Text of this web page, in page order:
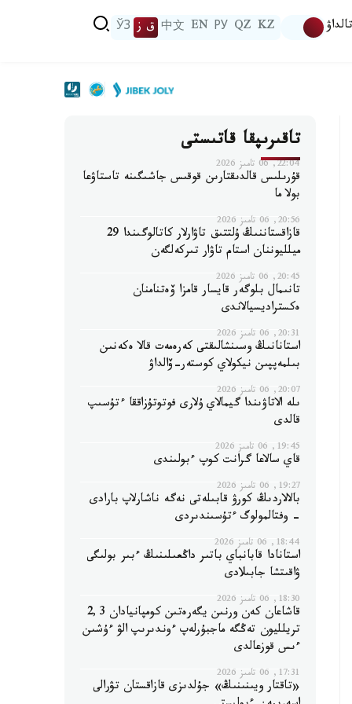
تالداۋ KZ
QZ
РУ
EN
中文 ق ز ЎЗ
تاقىرىپقا قاتىستى
22:04, 06 تامىز 2026
قۇرىلىس قالدىقتارىن قوقىس جاشىگىنە تاستاۋعا
بولا ما
20:56, 06 تامىز 2026
قازاقستاننىڭ ۇلتتىق تاۋارلار كاتالوگىندا 29
ميلليوننان استام تاۋار تىركەلگەن
20:45, 06 تامىز 2026
تانىمال بلوگەر قايسار قامزا ۆەتنامنان
ەكستراديسيالاندى
20:31, 06 تامىز 2026
استانانىڭ وسىنشالىقتى كەرەمەت قالا ەكەنىن
بىلمەپپىن نيكولاي كوستەر-ۆالداۋ
20:07, 06 تامىز 2026
ىلە الاتاۋىندا گيمالاي ۇلارى فوتوتۇزاققا ءتۇسىپ
قالدى
19:45, 06 تامىز 2026
قاي سالاعا گرانت كوپ ءبولىندى
19:27, 06 تامىز 2026
بالالاردىڭ كورۋ قابىلەتى نەگە ناشارلاپ بارادى
- وفتالمولوگ ءتۇسىندىردى
18:44, 06 تامىز 2026
استانادا قابانباي باتىر داڭعىلىنىڭ ءبىر بولىگى
ۋاقىتشا جابىلادى
18:30, 06 تامىز 2026
قاشاعان كەن ورنىن يگەرەتىن كومپانيادان 2,3
تريلليون تەڭگە ماجبۇرلەپ ءوندىرىپ الۋ ءۇشىن
ءىس قوزعالدى
17:31, 06 تامىز 2026
«تاقتار ويىنىنىڭ» جۇلدىزى قازاقستان تۋرالى